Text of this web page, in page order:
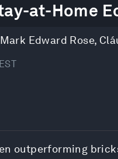
at-Home
Mark Edward Rose,
outperforming